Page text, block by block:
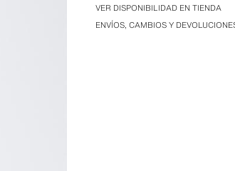
VER DISPONIBILIDAD EN TIENDA
ENVÍOS, CAMBIOS Y